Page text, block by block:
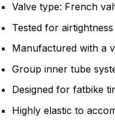
Valve type: French
Tested for
Manufactured with a
Group inner tube
Designed for fatbike
Highly elastic to